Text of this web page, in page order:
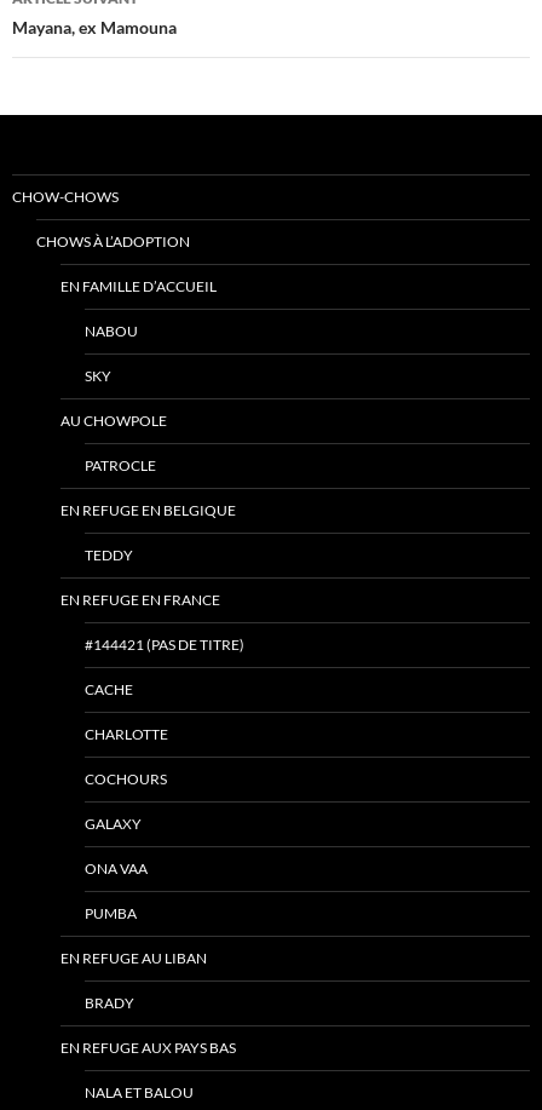
Mayana, ex Mamouna
CHOW-CHOWS
CHOWS À L’ADOPTION
EN FAMILLE D’ACCUEIL
NABOU
SKY
AU CHOWPOLE
PATROCLE
EN REFUGE EN BELGIQUE
TEDDY
EN REFUGE EN FRANCE
#144421 (PAS DE TITRE)
CACHE
CHARLOTTE
COCHOURS
GALAXY
ONA VAA
PUMBA
EN REFUGE AU LIBAN
BRADY
EN REFUGE AUX PAYS BAS
NALA ET BALOU